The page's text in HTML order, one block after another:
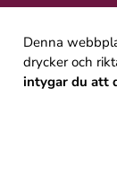
Denna
drycker och
intygar du att
drycken med